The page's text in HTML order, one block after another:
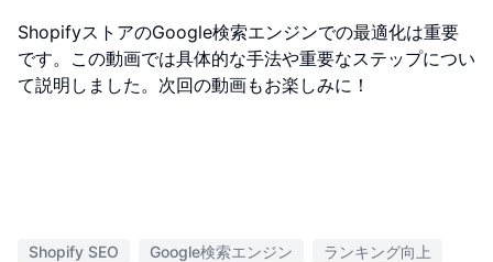
ShopifyストアのGoogle検索エンジンでの最適化は重要
です。この動画では具体的な手法や重要なステップについ
て説明しました。次回の動画もお楽しみに！
Shopify SEO Google検索エンジン
ランキング向上